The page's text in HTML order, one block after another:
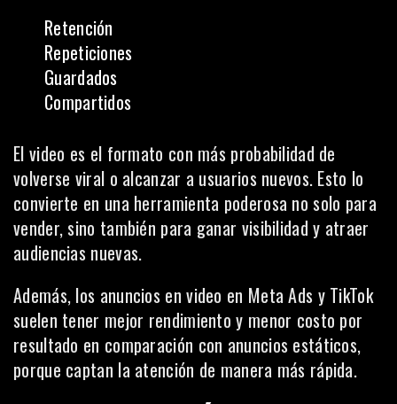
Retención
Repeticiones
Guardados
Compartidos
El video es el formato con más probabilidad de
volverse viral o alcanzar a usuarios nuevos. Esto lo
convierte en una herramienta poderosa no solo para
vender, sino también para ganar visibilidad y atraer
audiencias nuevas.
Además, los anuncios en video en Meta Ads y TikTok
suelen tener mejor rendimiento y menor costo por
resultado en comparación con anuncios estáticos,
porque captan la atención de manera más rápida.